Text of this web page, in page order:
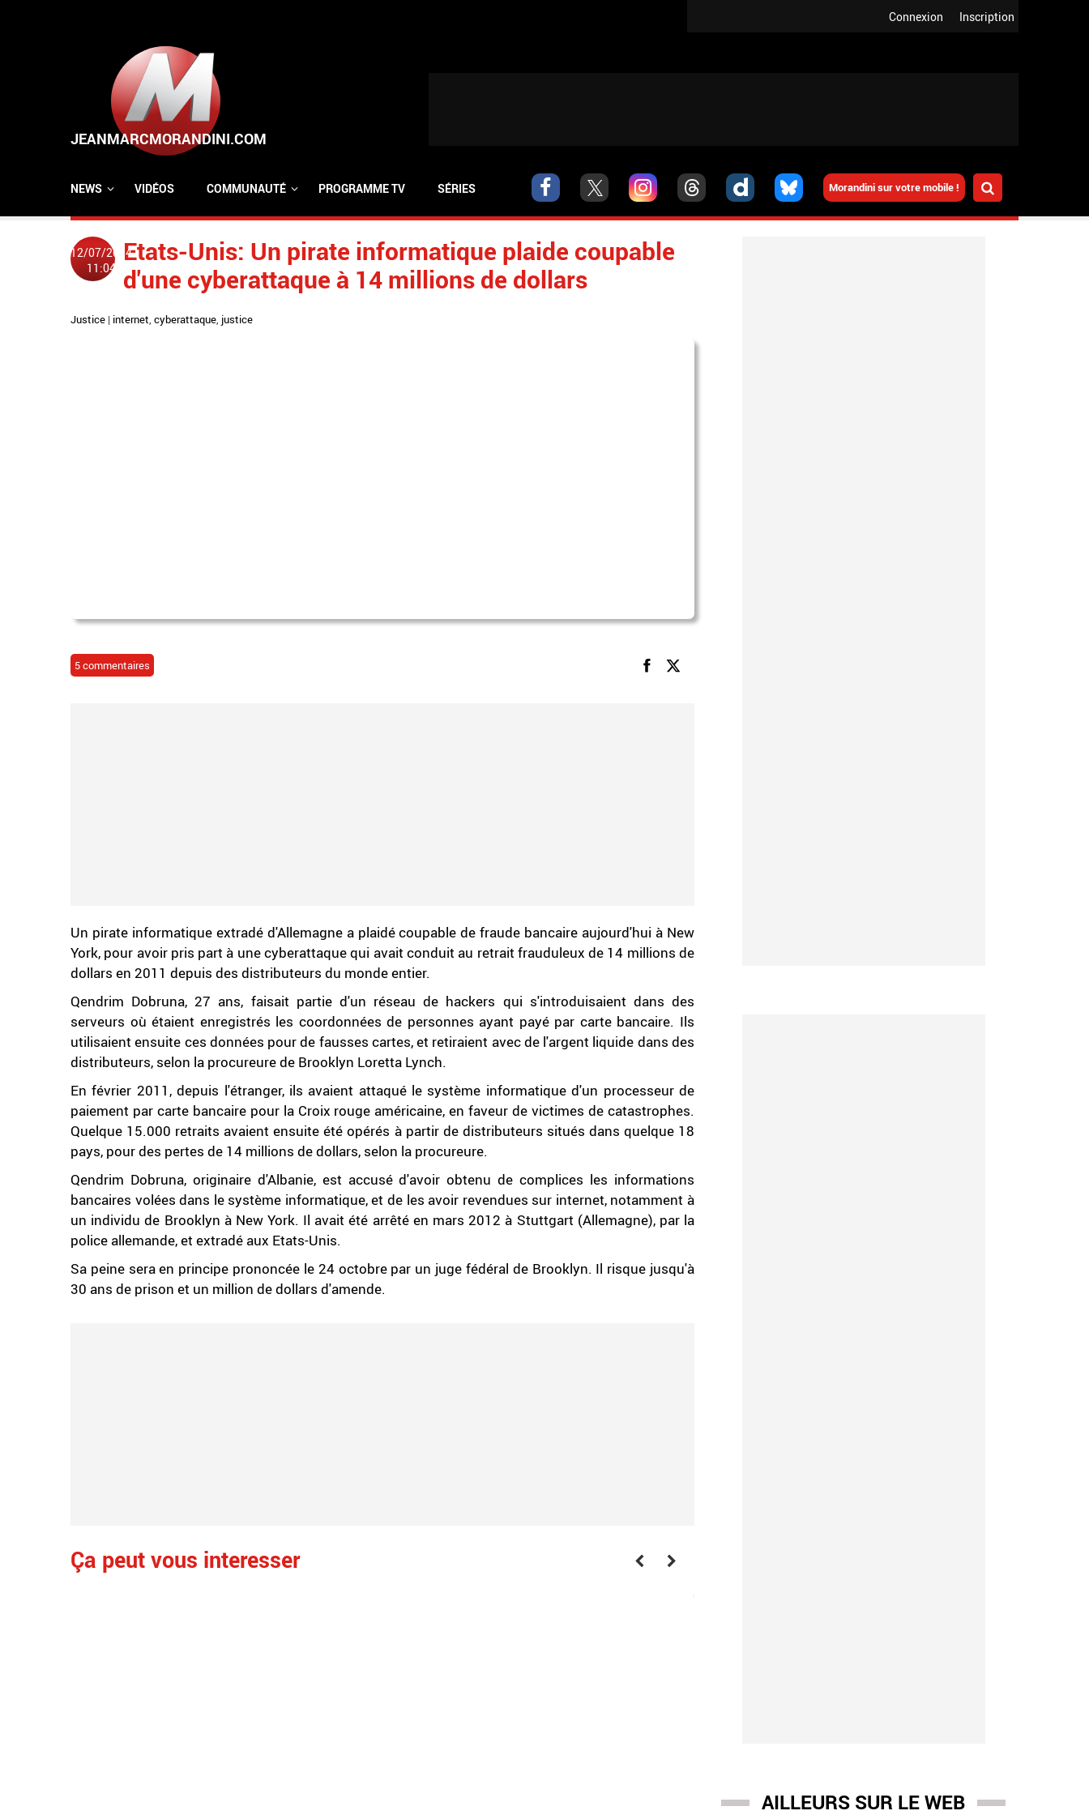
Inscription
Connexion
Morandini sur votre mobile !
NEWS VIDÉOS COMMUNAUTÉ PROGRAMME TV SÉRIES
12/07/2014
11:04
Etats-Unis: Un pirate informatique plaide coupable
d'une cyberattaque à 14 millions de dollars
Justice | internet, cyberattaque, justice
5 commentaires
Un pirate informatique extradé d'Allemagne a plaidé coupable de fraude bancaire aujourd'hui à New
York, pour avoir pris part à une cyberattaque qui avait conduit au retrait frauduleux de 14 millions de
dollars en 2011 depuis des distributeurs du monde entier.
Qendrim Dobruna, 27 ans, faisait partie d'un réseau de hackers qui s'introduisaient dans des
serveurs où étaient enregistrés les coordonnées de personnes ayant payé par carte bancaire. Ils
utilisaient ensuite ces données pour de fausses cartes, et retiraient avec de l'argent liquide dans des
distributeurs, selon la procureure de Brooklyn Loretta Lynch.
En février 2011, depuis l'étranger, ils avaient attaqué le système informatique d'un processeur de
paiement par carte bancaire pour la Croix rouge américaine, en faveur de victimes de catastrophes.
Quelque 15.000 retraits avaient ensuite été opérés à partir de distributeurs situés dans quelque 18
pays, pour des pertes de 14 millions de dollars, selon la procureure.
Qendrim Dobruna, originaire d'Albanie, est accusé d'avoir obtenu de complices les informations
bancaires volées dans le système informatique, et de les avoir revendues sur internet, notamment à
un individu de Brooklyn à New York. Il avait été arrêté en mars 2012 à Stuttgart (Allemagne), par la
police allemande, et extradé aux Etats-Unis.
Sa peine sera en principe prononcée le 24 octobre par un juge fédéral de Brooklyn. Il risque jusqu'à
30 ans de prison et un million de dollars d'amende.
Ça peut vous interesser
AILLEURS SUR LE WEB